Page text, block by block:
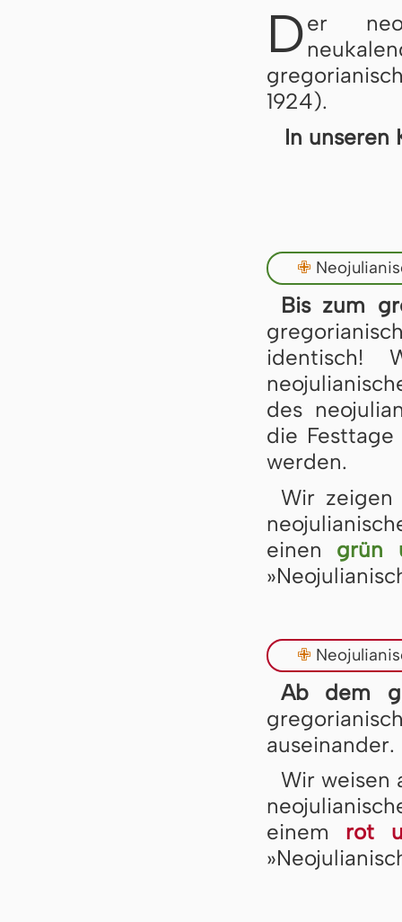
Der
1924).
In unseren
✙
Bis zum
identisch!
des
die
werden.
Wir zeigen
einen grün
✙
Ab dem
auseinander.
Wir weisen
einem rot